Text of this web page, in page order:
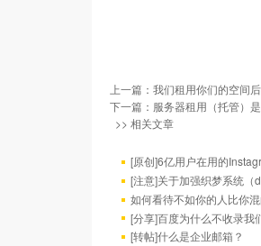
上一篇： 我们租用你们的空间
下一篇： 服务器租用（托管）
>> 相关文章
[原创]6亿用户在用的
[注意]关于加强织梦系统（
如何看待不如你的人比你
[分享]百度为什么不收录我
[转帖]什么是企业邮箱？